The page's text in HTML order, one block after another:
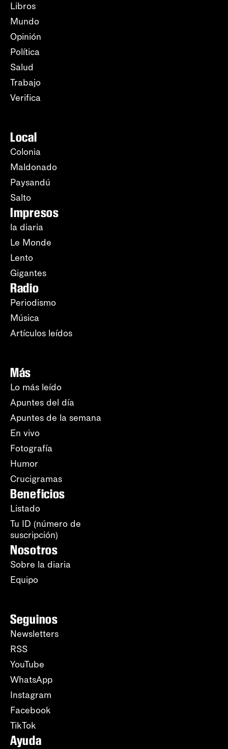
Libros
Mundo
Opinión
Política
Salud
Trabajo
Verifica
Local
Colonia
Maldonado
Paysandú
Salto
Impresos
la diaria
Le Monde
Lento
Gigantes
Radio
Periodismo
Música
Artículos leídos
Más
Lo más leído
Apuntes del día
Apuntes de la semana
En vivo
Fotografía
Humor
Crucigramas
Beneficios
Listado
Tu ID (número de
suscripción)
Nosotros
Sobre la diaria
Equipo
Seguinos
Newsletters
RSS
YouTube
WhatsApp
Instagram
Facebook
TikTok
Ayuda